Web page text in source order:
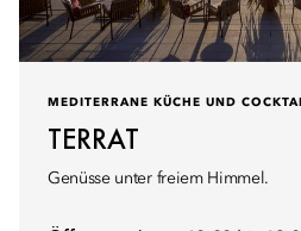
MEDITERRANE KÜCHE UND
TERRAT
Genüsse unter freiem Himmel.